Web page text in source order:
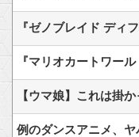
『マリオカートワー
例のダンスアニメ、